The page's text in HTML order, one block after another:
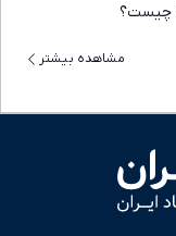
چیست؟
مشاهده بیشتر